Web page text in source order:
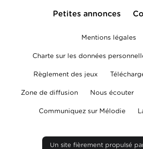
Petites annonces
Mentions légales
Charte sur les données
Règlement des jeux
Zone de diffusion Nous écouter
Communiquez sur Mélodie
Un site fièrement propulsé